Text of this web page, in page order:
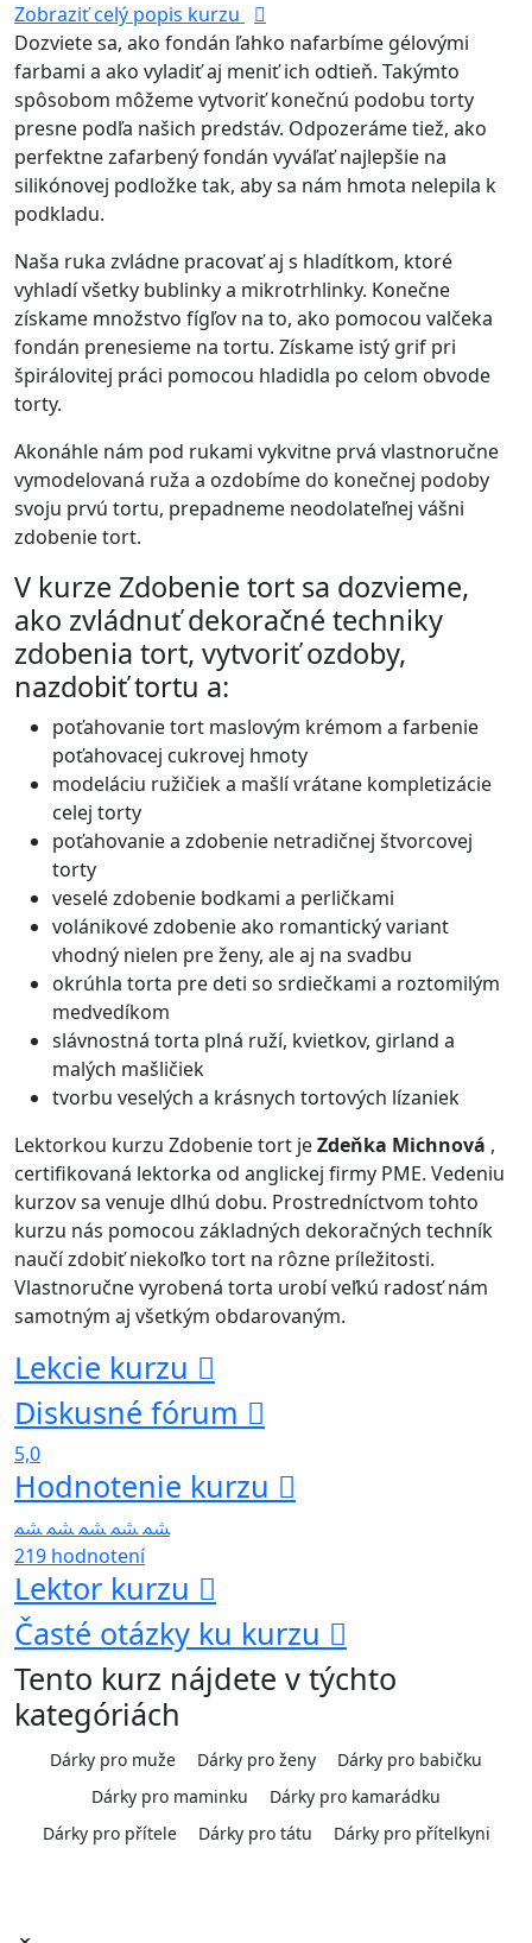
Zobraziť celý popis kurzu
Dozviete sa, ako fondán ľahko nafarbíme gélovými
farbami a ako vyladiť aj meniť ich odtieň. Takýmto
spôsobom môžeme vytvoriť konečnú podobu torty
presne podľa našich predstáv. Odpozeráme tiež, ako
perfektne zafarbený fondán vyváľať najlepšie na
silikónovej podložke tak, aby sa nám hmota nelepila k
podkladu.
Naša ruka zvládne pracovať aj s hladítkom, ktoré
vyhladí všetky bublinky a mikrotrhlinky. Konečne
získame množstvo fígľov na to, ako pomocou valčeka
fondán prenesieme na tortu. Získame istý grif pri
špirálovitej práci pomocou hladidla po celom obvode
torty.
Akonáhle nám pod rukami vykvitne prvá vlastnoručne
vymodelovaná ruža a ozdobíme do konečnej podoby
svoju prvú tortu, prepadneme neodolateľnej vášni
zdobenie tort.
V kurze Zdobenie tort sa dozvieme,
ako zvládnuť dekoračné techniky
zdobenia tort, vytvoriť ozdoby,
nazdobiť tortu a:
poťahovanie tort maslovým krémom a farbenie
poťahovacej cukrovej hmoty
modeláciu ružičiek a mašlí vrátane kompletizácie
celej torty
poťahovanie a zdobenie netradičnej štvorcovej
torty
veselé zdobenie bodkami a perličkami
volánikové zdobenie ako romantický variant
vhodný nielen pre ženy, ale aj na svadbu
okrúhla torta pre deti so srdiečkami a roztomilým
medvedíkom
slávnostná torta plná ruží, kvietkov, girland a
malých mašličiek
tvorbu veselých a krásnych tortových lízaniek
Lektorkou kurzu Zdobenie tort jeZdeňka Michnová ,
certifikovaná lektorka od anglickej firmy PME. Vedeniu
kurzov sa venuje dlhú dobu. Prostredníctvom tohto
kurzu nás pomocou základných dekoračných techník
naučí zdobiť niekoľko tort na rôzne príležitosti.
Vlastnoručne vyrobená torta urobí veľkú radosť nám
samotným aj všetkým obdarovaným.
Lekcie kurzu
Diskusné fórum
5,0
Hodnotenie kurzu
219 hodnotení
Lektor kurzu
Časté otázky ku kurzu
Tento kurz nájdete v týchto
kategóriách
Dárky pro muže Dárky pro ženy
Dárky pro babičku
Dárky pro maminku
Dárky pro kamarádku
Dárky pro přítele
Dárky pro tátu Dárky pro přítelkyni